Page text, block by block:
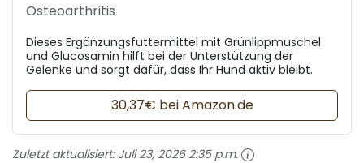
Osteoarthritis
Dieses Ergänzungsfuttermittel mit Grünlippmuschel
und Glucosamin hilft bei der Unterstützung der
Gelenke und sorgt dafür, dass Ihr Hund aktiv bleibt.
30,37€ bei Amazon.de
Zuletzt aktualisiert: Juli 23, 2026 2:35 p.m.